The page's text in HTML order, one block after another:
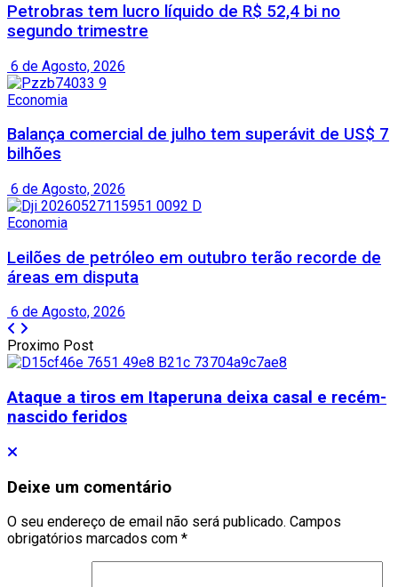
Petrobras tem lucro líquido de R$ 52,4 bi no
segundo trimestre
6 de Agosto, 2026
Economia
Balança comercial de julho tem superávit de US$ 7
bilhões
6 de Agosto, 2026
Economia
Leilões de petróleo em outubro terão recorde de
áreas em disputa
6 de Agosto, 2026
Proximo Post
Ataque a tiros em Itaperuna deixa casal e recém-
nascido feridos
Deixe um comentário
O seu endereço de email não será publicado. Campos
obrigatórios marcados com *